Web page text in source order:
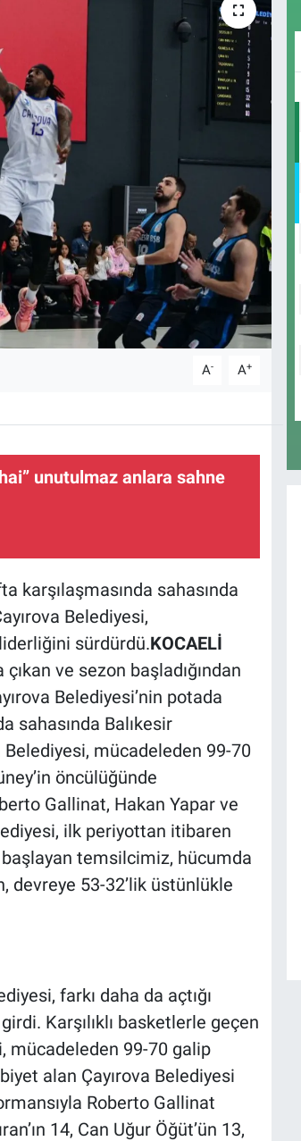
A- A+
unutulmaz anlara sahne
karşılaşmasında sahasında
Belediyesi,
sürdürdü.KOCAELİ
ve sezon başladığından
Belediyesi’nin potada
sahasında Balıkesir
Belediyesi, mücadeleden 99-70
öncülüğünde
Gallinat, Hakan Yapar ve
ilk periyottan itibaren
başlayan temsilcimiz, hücumda
53-32’lik üstünlükle
farkı daha da açtığı
Karşılıklı basketlerle geçen
mücadeleden 99-70 galip
alan Çayırova Belediyesi
Roberto Gallinat
14, Can Uğur Öğüt’ün 13,